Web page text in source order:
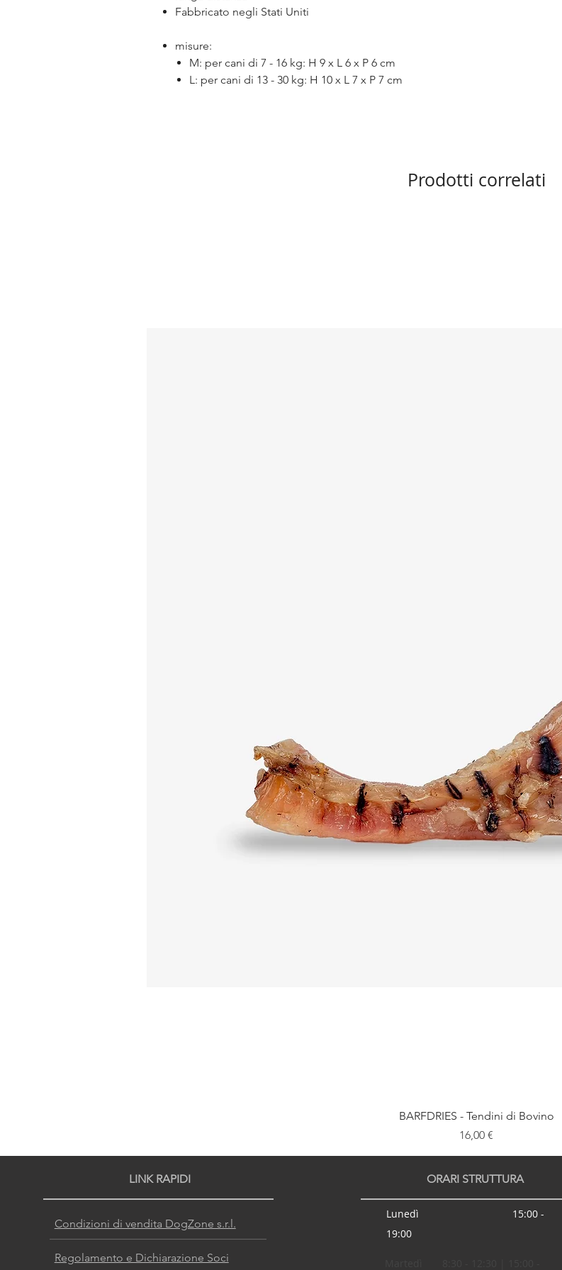
Fabbricato negli Stati Uniti
misure:
M: per cani di 7 - 16 kg: H 9 x L 6 x P 6 cm
L: per cani di 13 - 30 kg: H 10 x L 7 x P 7 cm
Prodotti correlati
BARFDRIES - Tendini di Bovino
Prezzo
16,00 €
LINK RAPIDI
Condizioni di vendita DogZone s.r.l.
Regolamento e Dichiarazione Soci
ORARI STRUTTURA
Lunedì 15:00 -
19:00